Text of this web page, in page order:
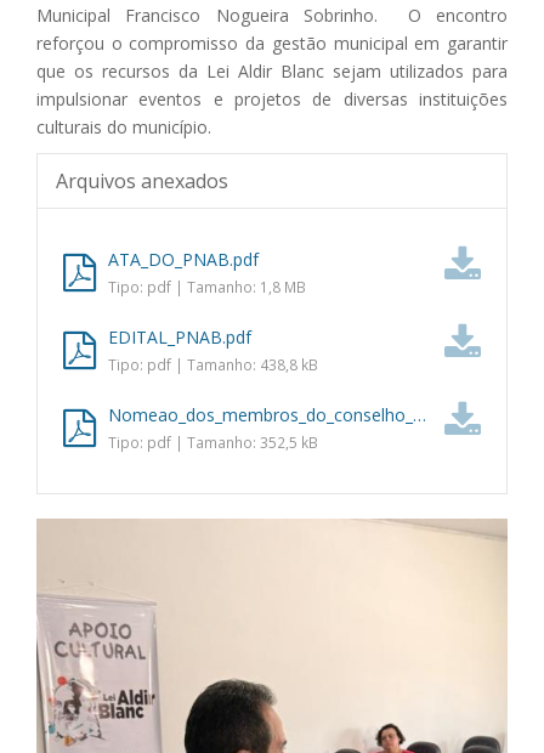
Municipal Francisco Nogueira Sobrinho. O encontro
reforçou o compromisso da gestão municipal em garantir
que os recursos da Lei Aldir Blanc sejam utilizados para
impulsionar eventos e projetos de diversas instituições
culturais do município.
Arquivos anexados
ATA_DO_PNAB.pdf
Tipo: pdf | Tamanho: 1,8 MB
EDITAL_PNAB.pdf
Tipo: pdf | Tamanho: 438,8 kB
Nomeao_dos_membros_do_conselho_de_cultura.pdf
Tipo: pdf | Tamanho: 352,5 kB